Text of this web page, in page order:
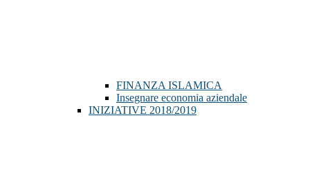
FINANZA ISLAMICA
Insegnare economia aziendale
INIZIATIVE 2018/2019